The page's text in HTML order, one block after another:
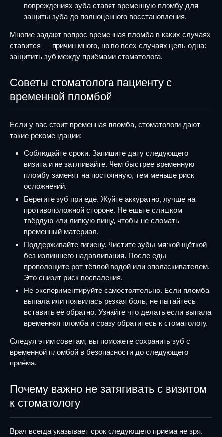
повреждениях зуба ставят временную пломбу для
защиты зуба до полноценного восстановления.
Многие задают вопрос временная пломба в каких случаях
ставится — причин много, но во всех случаях цель одна:
защитить зуб между приёмами стоматолога.
Советы стоматолога пациенту с
временной пломбой
Если у вас стоит временная пломба, стоматологи дают
такие рекомендации:
Соблюдайте сроки. Запишите дату следующего
визита и не затягивайте. Чем быстрее временную
пломбу заменят на постоянную, тем меньше риск
осложнений.
Берегите зуб при еде. Жуйте аккуратно, лучше на
противоположной стороне. Не ешьте слишком
твёрдую или липкую пищу, чтобы не сломать
временный материал.
Поддерживайте гигиену. Чистите зубы мягкой щёткой
без излишнего надавливания. После еды
прополощите рот тёплой водой или ополаскивателем.
Это снизит риск воспаления.
Не экспериментируйте самостоятельно. Если пломба
выпала или появилась резкая боль, не пытайтесь
вставить её обратно. Узнайте что делать если выпала
временная пломба и сразу обратитесь к стоматологу.
Следуя этим советам, вы поможете сохранить зуб с
временной пломбой в безопасности до следующего
приёма.
Почему важно не затягивать с визитом
к стоматологу
Врач всегда указывает срок следующего приёма не зря.